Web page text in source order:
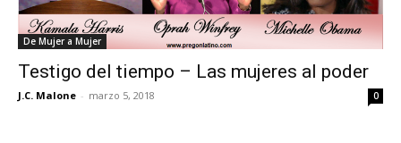
De Mujer a Mujer
Testigo del tiempo – Las mujeres al poder
J.C. Malone - marzo 5, 2018 0